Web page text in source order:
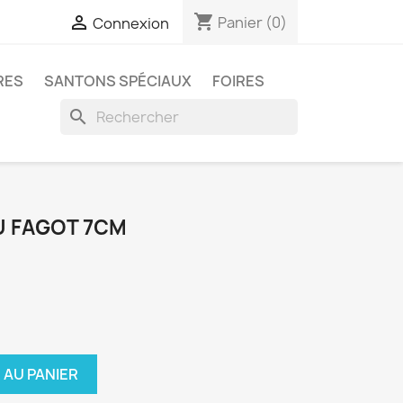
 Connexion shopping_cart Panier (0)
SANTONS SPÉCIAUX FOIRES
search
FAGOT 7CM
PANIER